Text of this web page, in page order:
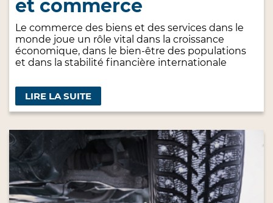
et commerce
Le commerce des biens et des services dans le
monde joue un rôle vital dans la croissance
économique, dans le bien-être des populations
et dans la stabilité financière internationale
LIRE LA SUITE